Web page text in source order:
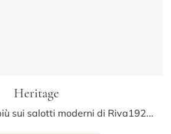
Heritage
Clicca e scopri di più sui salotti moderni di Riva1920! Molteplici modelli di divani, come Heritage, ti attendono.